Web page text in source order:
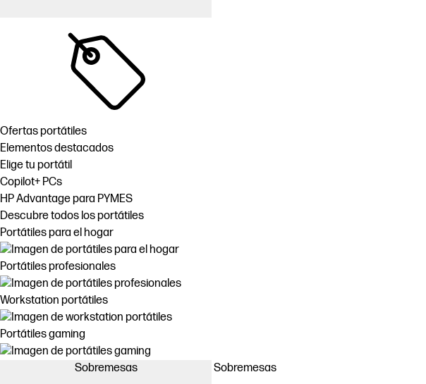
Ofertas portátiles
Elementos destacados
Elige tu portátil
Copilot+ PCs
HP Advantage para PYMES
Descubre todos los portátiles
Portátiles para el hogar
Portátiles profesionales
Workstation portátiles
Portátiles gaming
Sobremesas Sobremesas